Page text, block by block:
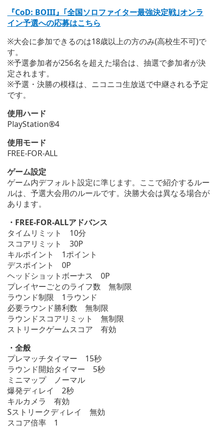
『CoD: BOIII』｢全国ソロファイター最強決定戦｣オンラ
イン予選への応募はこちら
※大会に参加できるのは18歳以上の方のみ(高校生不可)で
す。
※予選参加者が256名を超えた場合は、抽選で参加者が決
定されます。
※予選・決勝の模様は、ニコニコ生放送で中継される予定
です。
使用ハード
PlayStation®4
使用モード
FREE-FOR-ALL
ゲーム設定
ゲーム内デフォルト設定に準じます。ここで紹介するルー
ルは、予選大会用のルールです。決勝大会は異なる場合が
あります。
・FREE-FOR-ALLアドバンス
タイムリミット 10分
スコアリミット 30P
キルポイント 1ポイント
デスポイント 0P
ヘッドショットボーナス 0P
プレイヤーごとのライフ数 無制限
ラウンド制限 1ラウンド
必要ラウンド勝利数 無制限
ラウンドスコアリミット 無制限
ストリークゲームスコア 有効
・全般
プレマッチタイマー 15秒
ラウンド開始タイマー 5秒
ミニマップ ノーマル
爆発ディレイ 2秒
キルカメラ 有効
Sストリークディレイ 無効
スコア倍率 1